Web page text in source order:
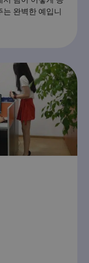
는 완벽한 예입니